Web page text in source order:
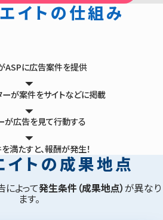
イトの仕組み
ASPに広告案件を提供
ーが案件をサイトなどに掲載
が広告を見て行動する
満たすと、報酬が発生！
イトの成果地点
によって発生条件（成果地点）が異なり
ます。